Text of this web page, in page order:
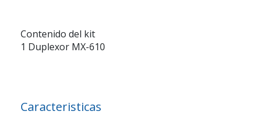
Contenido del kit
1 Duplexor MX-610
Caracteristicas